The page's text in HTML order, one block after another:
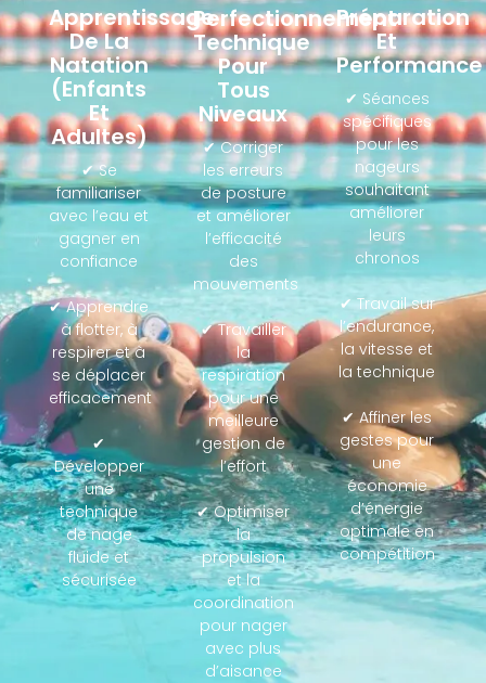
Apprentissage
De La
Natation
(enfants
Et
Adultes)
✔ Se
familiariser
avec l’eau et
gagner en
confiance
✔ Apprendre
à flotter, à
respirer et à
se déplacer
efficacement
✔
Développer
une
technique
de nage
fluide et
sécurisée
Perfectionnement
Technique
Pour
Tous
Niveaux
✔ Corriger
les erreurs
de posture
et améliorer
l’efficacité
des
mouvements
✔ Travailler
la
respiration
pour une
meilleure
gestion de
l’effort
✔ Optimiser
la
propulsion
et la
coordination
pour nager
avec plus
d’aisance
Préparation
Et
Performance
✔ Séances
spécifiques
pour les
nageurs
souhaitant
améliorer
leurs
chronos
✔ Travail sur
l’endurance,
la vitesse et
la technique
✔ Affiner les
gestes pour
une
économie
d’énergie
optimale en
compétition